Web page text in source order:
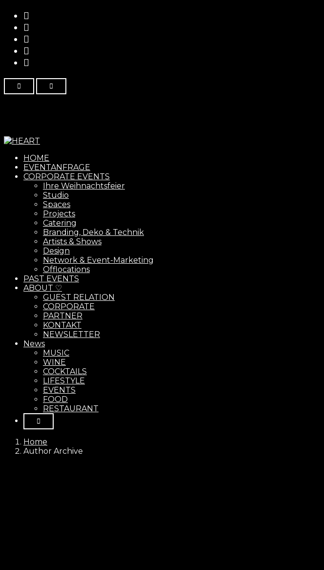
Menu
HOME
EVENTANFRAGE
CORPORATE EVENTS
Ihre Weihnachtsfeier
Studio
Spaces
Projects
Catering
Branding, Deko & Technik
Artists & Shows
Design
Network & Event-Marketing
Offlocations
PAST EVENTS
ABOUT ♡
GUEST RELATION
CORPORATE
PARTNER
KONTAKT
NEWSLETTER
News
MUSIC
WINE
COCKTAILS
LIFESTYLE
EVENTS
FOOD
RESTAURANT
Home
Author Archive